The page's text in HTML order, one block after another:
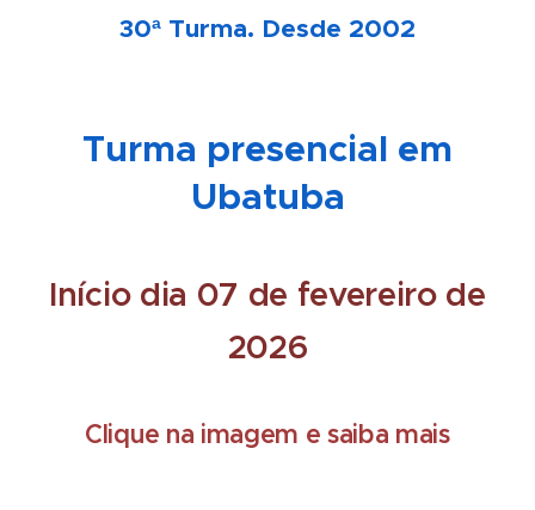
30ª Turma. Desde 2002
Turma presencial em
Ubatuba
Início dia 07 de fevereiro de
2026
Clique na imagem e saiba mais